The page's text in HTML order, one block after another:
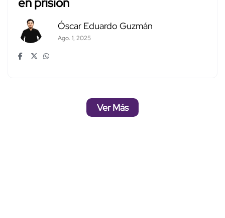
Óscar Eduardo Guzmán
Ago. 1, 2025
Ver Más